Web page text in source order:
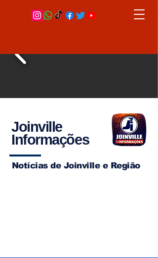
Joinville
Informações
Notícias de Joinville e Região